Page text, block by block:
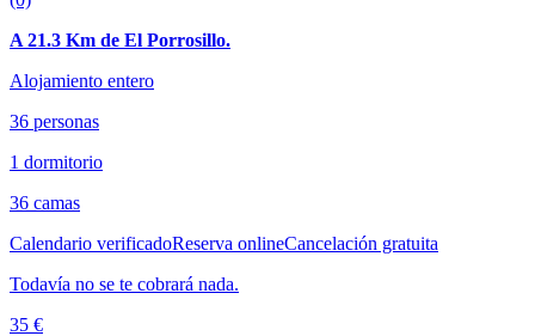
A 21.3 Km de El Porrosillo.
Alojamiento entero
36 personas
1 dormitorio
36 camas
Calendario verificadoReserva onlineCancelación gratuita
Todavía no se te cobrará nada.
35 €